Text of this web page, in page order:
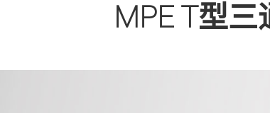
MPE T型三